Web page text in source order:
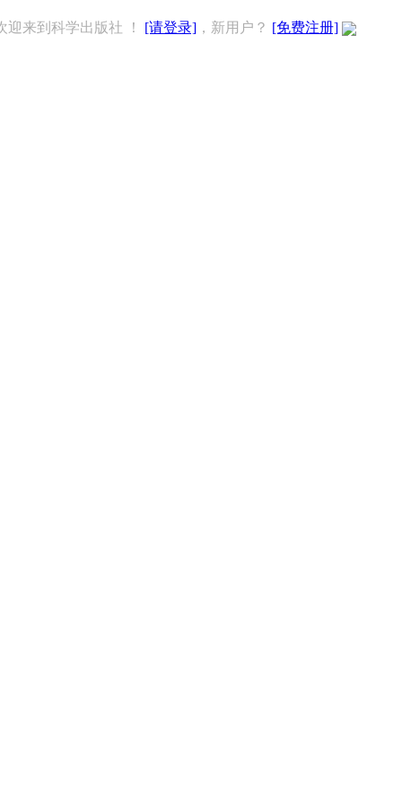
迎来到科学出版社 ！ [请登录] ，新用户？ [免费注册]